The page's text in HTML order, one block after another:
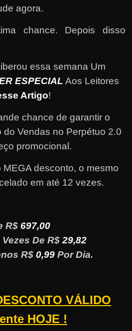
agora.
chance. Depois disso
essa semana Um
ESPECIAL Aos Leitores
Artigo!
chance de garantir o
Vendas no Perpétuo 2.0
promocional.
desconto, o mesmo
em até 12 vezes.
R$ 697,00
De R$ 29,82
R$ 0,99Por Dia.
VÁLIDO
HOJE !